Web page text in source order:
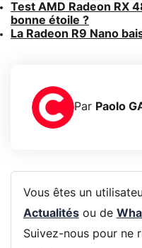
Test AMD Radeon RX
bonne étoile ?
La Radeon R9 Nano
Par Paolo
Vous êtes un
Actualitésou de
Suivez-nous pour ne